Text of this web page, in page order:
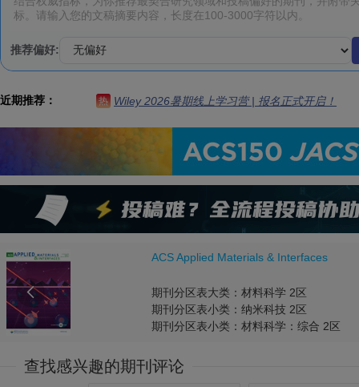
推荐偏好:
近期推荐： 热 Wiley 2026暑期线上学习营 | 报名正式开启！
ACS Applied Materials & Interfaces
期刊分区表大类：材料科学 2区
期刊分区表小类：纳米科技 2区
期刊分区表小类：材料科学：综合 2区

查找感兴趣的期刊评论